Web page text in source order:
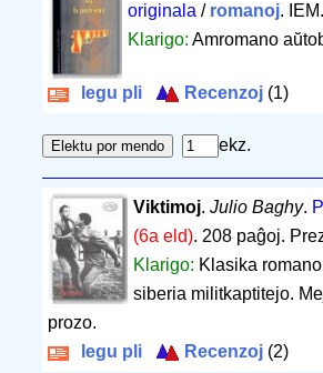
originala / romanoj.
Klarigo:Amromano
legu pli Recenzoj (1)
ekz.
Viktimoj. Julio Baghy.
(6a eld). 208 paĝoj.
Klarigo: Klasika
siberia militkaptitejo.
prozo.
legu pli
Recenzoj (2)